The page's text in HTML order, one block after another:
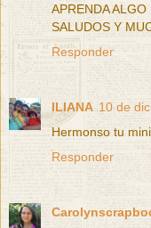
APRENDA ALGO
SALUDOS Y
Responder
ILIANA 10 de
Hermonso tu
Responder